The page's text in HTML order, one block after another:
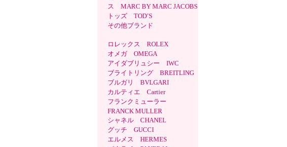
ス MARC BY MARC JACOBS
トッズ TOD’S
その他ブランド
ロレックス ROLEX
オメガ OMEGA
アイダブリュシー IWC
ブライトリング BREITLING
ブルガリ BVLGARI
カルティエ Cartier
フランクミューラー
FRANCK MULLER
シャネル CHANEL
グッチ GUCCI
エルメス HERMES